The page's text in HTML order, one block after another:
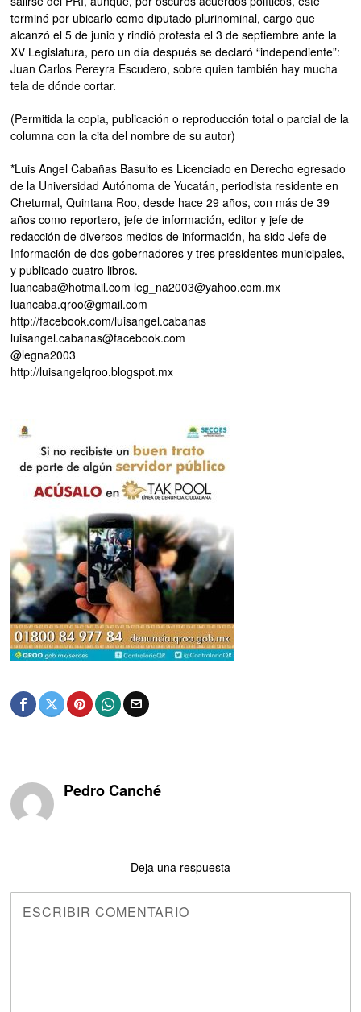
terminó por ubicarlo como diputado plurinominal, cargo que
alcanzó el 5 de junio y rindió protesta el 3 de septiembre ante la
XV Legislatura, pero un día después se declaró “independiente”:
Juan Carlos Pereyra Escudero, sobre quien también hay mucha
tela de dónde cortar.
(Permitida la copia, publicación o reproducción total o parcial de la
columna con la cita del nombre de su autor)
*Luis Angel Cabañas Basulto es Licenciado en Derecho egresado
de la Universidad Autónoma de Yucatán, periodista residente en
Chetumal, Quintana Roo, desde hace 29 años, con más de 39
años como reportero, jefe de información, editor y jefe de
redacción de diversos medios de información, ha sido Jefe de
Información de dos gobernadores y tres presidentes municipales,
y publicado cuatro libros.
luancaba@hotmail.com leg_na2003@yahoo.com.mx
luancaba.qroo@gmail.com
http://facebook.com/luisangel.cabanas
luisangel.cabanas@facebook.com
@legna2003
http://luisangelqroo.blogspot.mx
Pedro Canché
Deja una respuesta